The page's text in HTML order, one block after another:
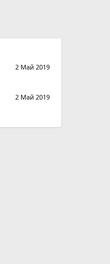
2 Май 2019
2 Май 2019